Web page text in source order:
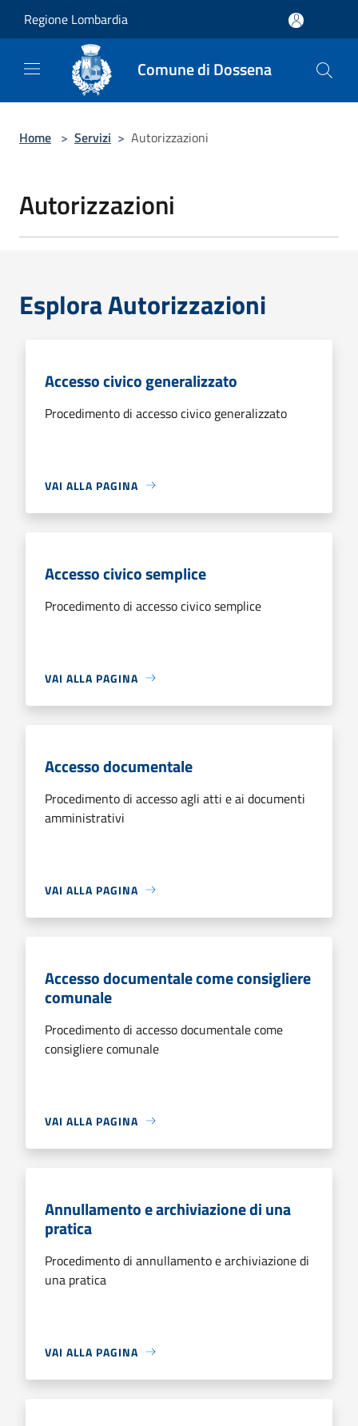
Regione Lombardia
Comune di Dossena
Home > Servizi > Autorizzazioni
Autorizzazioni
Esplora Autorizzazioni
Accesso civico generalizzato
Procedimento di accesso civico generalizzato
VAI ALLA PAGINA
Accesso civico semplice
Procedimento di accesso civico semplice
VAI ALLA PAGINA
Accesso documentale
Procedimento di accesso agli atti e ai documenti
amministrativi
VAI ALLA PAGINA
Accesso documentale come consigliere
comunale
Procedimento di accesso documentale come
consigliere comunale
VAI ALLA PAGINA
Annullamento e archiviazione di una
pratica
Procedimento di annullamento e archiviazione di
una pratica
VAI ALLA PAGINA